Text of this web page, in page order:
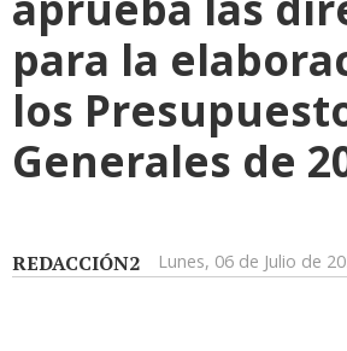
para la
los
Generales de
REDACCIÓN2 Lunes, 06 de Julio de